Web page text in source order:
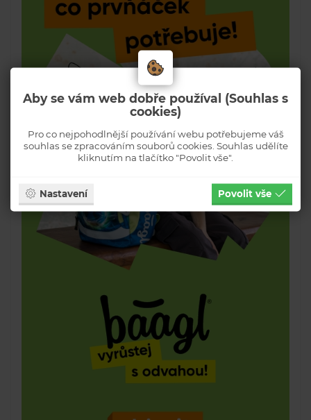
Aby se vám web dobře používal (Souhlas s
cookies)
Pro co nejpohodlnější používání webu potřebujeme váš
souhlas se zpracováním souborů cookies. Souhlas udělíte
kliknutím na tlačítko "Povolit vše".
Nastavení Povolit vše